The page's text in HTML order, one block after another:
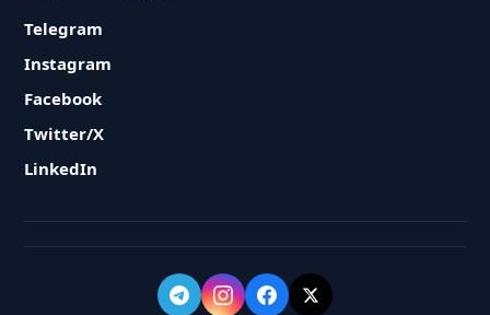
Telegram
Instagram
Facebook
Twitter/X
LinkedIn